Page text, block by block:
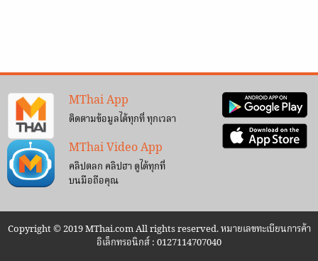
MThai App
ติดตามข้อมูลได้ทุกที่ ทุกเวลา
MThai Video App
คลิปตลก คลิปฮา ดูได้ทุกที่
บนมือถือคุณ
Copyright © 2019 MThai.com All rights reserved. หมายเลขทะเบียนการค้า
อิเล็กทรอนิกส์ : 0127114707040